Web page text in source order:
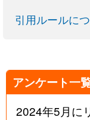
引用ルールに
アンケート一
2024年5月に